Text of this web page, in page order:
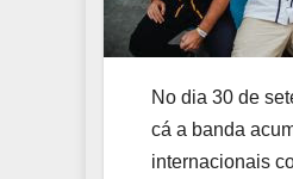
No dia 30 de
cá a banda
internacionais